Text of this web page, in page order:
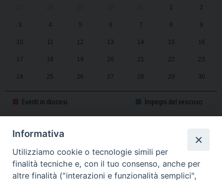
1 2
3 4 5 6 7 8 9
10 11 12 13 14 15 16
17 18 19 20 21 22 23
24 25 26 27 28 29 30
Eventi in diocesi Impegni del vescovo
CALENDARIO PASTORALE 2025-2026
Informativa
Utilizziamo cookie o tecnologie simili per
finalità tecniche e, con il tuo consenso, anche per
altre finalità ("interazioni e funzionalità semplici",